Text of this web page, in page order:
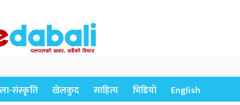
संस्कृति खेलकुद साहित्य भिडियो English